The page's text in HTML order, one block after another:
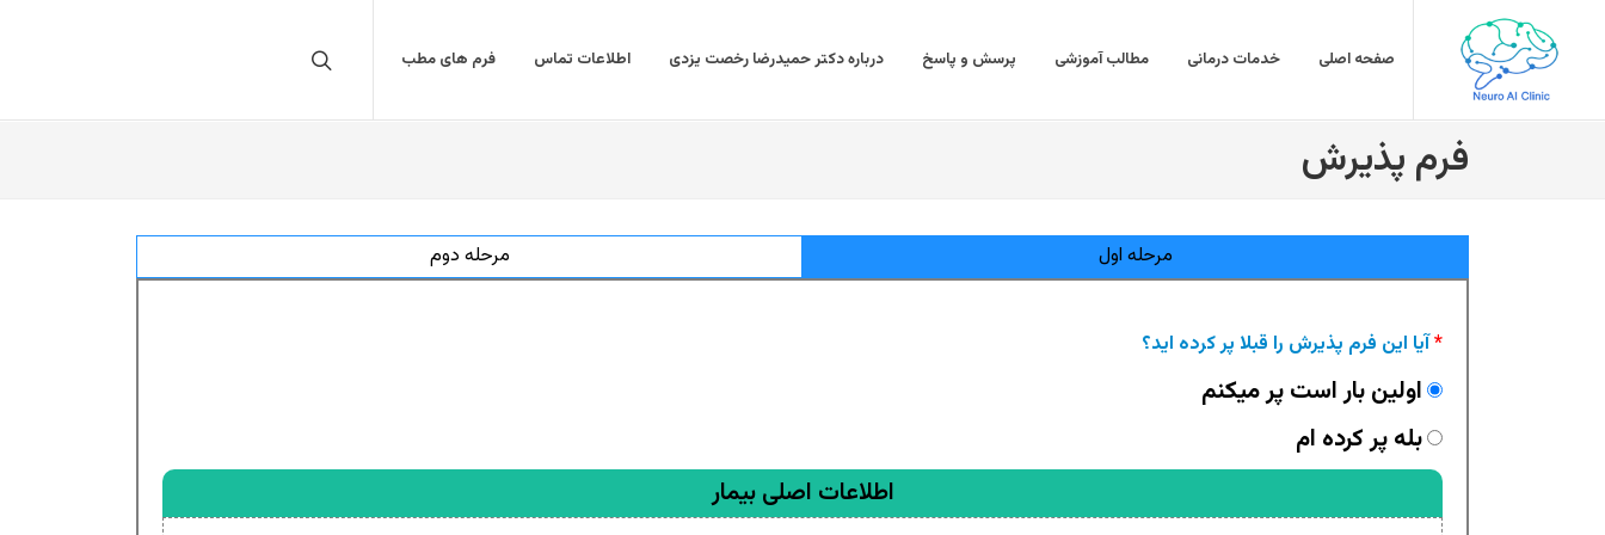
صفحه اصلی خدمات درمانی مطالب آموزشی پرسش و پاسخ درباره دکتر حمیدرضا رخصت یزدی اطلاعات تماس فرم های مطب
فرم پذیرش
مرحله اول مرحله دوم
*آیا این فرم پذیرش را قبلا پر کرده اید؟
اولین بار است پر میکنم
بله پر کرده ام
اطلاعات اصلی بیمار